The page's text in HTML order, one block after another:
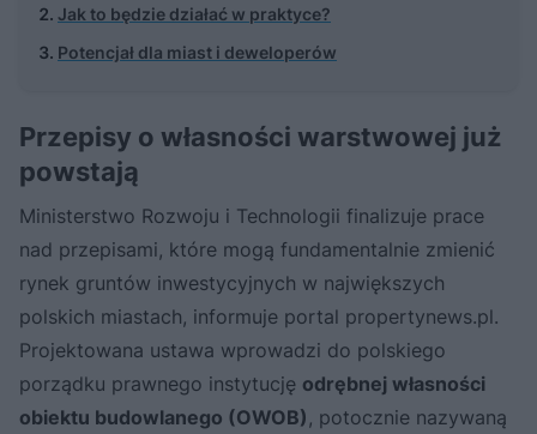
Jak to będzie działać w praktyce?
Potencjał dla miast i deweloperów
Przepisy o własności warstwowej już
powstają
Ministerstwo Rozwoju i Technologii finalizuje prace
nad przepisami, które mogą fundamentalnie zmienić
rynek gruntów inwestycyjnych w największych
polskich miastach, informuje portal propertynews.pl.
Projektowana ustawa wprowadzi do polskiego
porządku prawnego instytucję odrębnej własności
obiektu budowlanego (OWOB) , potocznie nazywaną